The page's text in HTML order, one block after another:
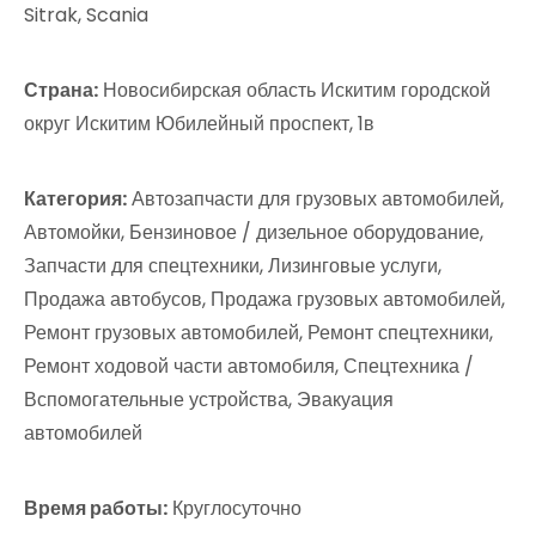
Sitrak, Scania
Страна: Новосибирская область Искитим городской
округ Искитим Юбилейный проспект, 1в
Категория:Автозапчасти для грузовых автомобилей,
Автомойки, Бензиновое / дизельное оборудование,
Запчасти для спецтехники, Лизинговые услуги,
Продажа автобусов, Продажа грузовых автомобилей,
Ремонт грузовых автомобилей, Ремонт спецтехники,
Ремонт ходовой части автомобиля, Спецтехника /
Вспомогательные устройства, Эвакуация
автомобилей
Время работы: Круглосуточно